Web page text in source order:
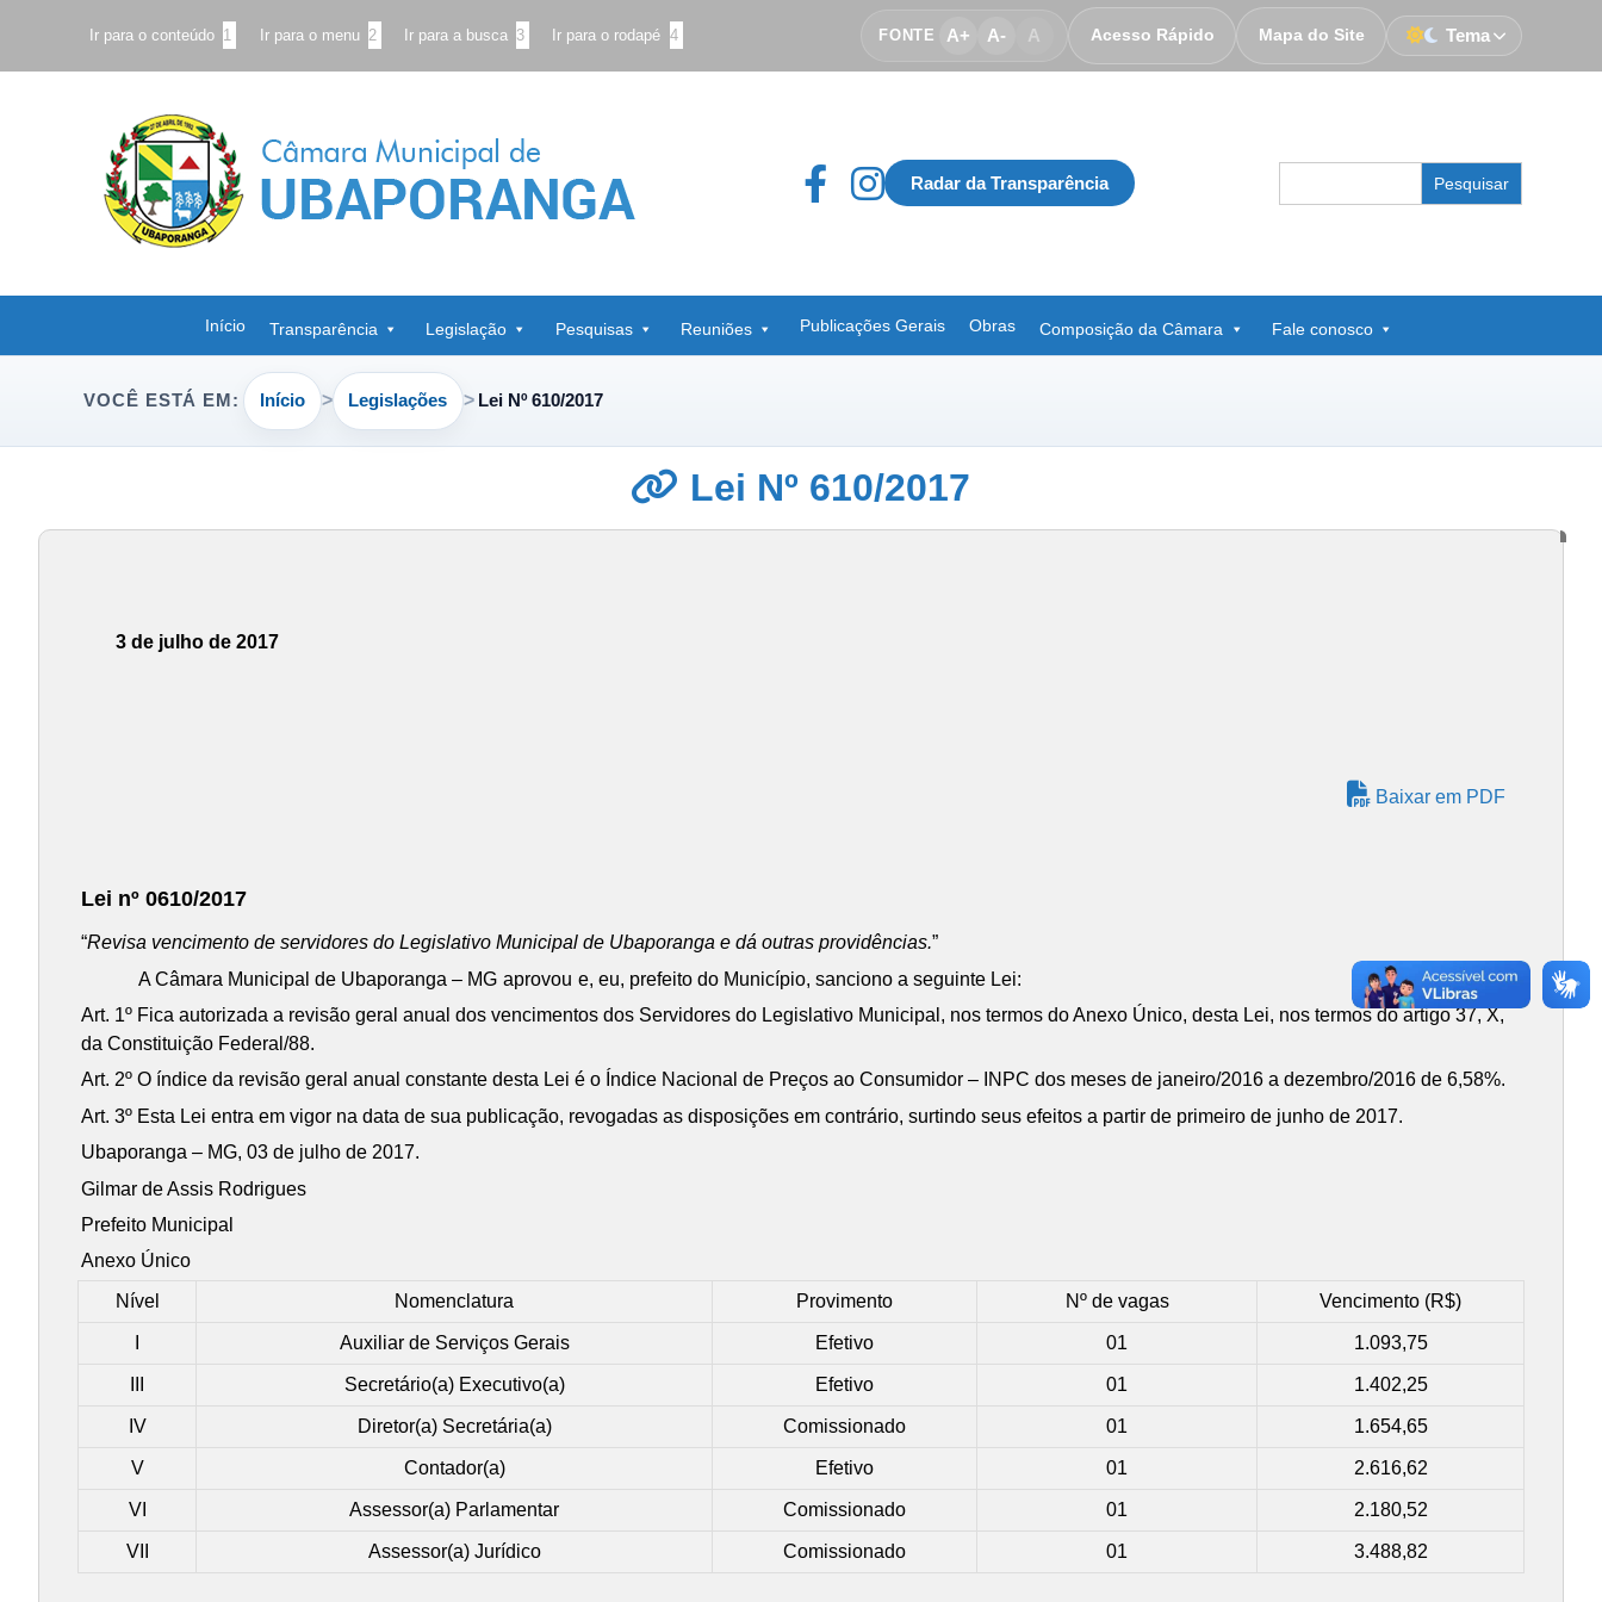
Ir para o conteúdo 1 Ir para o menu 2 Ir para a busca 3 Ir para o rodapé 4 FONTE A+ A- A Acesso Rápido Mapa do Site Tema
Radar da Transparência
for:
Início Transparência Legislação Pesquisas Reuniões Publicações Gerais Obras Composição da Câmara Fale conosco
VOCÊ ESTÁ EM: Início Legislações Lei Nº 610/2017
Lei Nº 610/2017
3 de julho de 2017
Baixar em PDF
Lei nº 0610/2017
“Revisa vencimento de servidores do Legislativo Municipal de Ubaporanga e dá outras providências.”
A Câmara Municipal de Ubaporanga – MG aprovou e, eu, prefeito do Município, sanciono a seguinte Lei:
Art. 1º Fica autorizada a revisão geral anual dos vencimentos dos Servidores do Legislativo Municipal, nos termos do Anexo Único, desta Lei, nos termos do artigo 37, X,
da Constituição Federal/88.
Art. 2º O índice da revisão geral anual constante desta Lei é o Índice Nacional de Preços ao Consumidor – INPC dos meses de janeiro/2016 a dezembro/2016 de 6,58%.
Art. 3º Esta Lei entra em vigor na data de sua publicação, revogadas as disposições em contrário, surtindo seus efeitos a partir de primeiro de junho de 2017.
Ubaporanga – MG, 03 de julho de 2017.
Gilmar de Assis Rodrigues
Prefeito Municipal
Anexo Único
Nível
Nomenclatura Provimento Nº de vagas Vencimento (R$)
Auxiliar de Serviços Gerais Efetivo 01 1.093,75
Secretário(a) Executivo(a) Efetivo 01 1.402,25
IV Diretor(a) Secretária(a) Comissionado 01 1.654,65
V Contador(a) Efetivo 01 2.616,62
VI Assessor(a) Parlamentar Comissionado 01 2.180,52
VII Assessor(a) Jurídico Comissionado 01 3.488,82